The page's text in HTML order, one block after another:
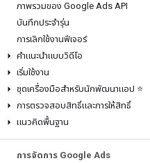
ภาพรวมของ Google Ads API
บันทึกประจำรุ่น
การเลิกใช้งานฟีเจอร์
คำแนะนำแบบวิดีโอ
เริ่มใช้งาน
ชุดเครื่องมือสำหรับนักพัฒนาแอป ⭐
การตรวจสอบสิทธิ์และการให้สิทธิ์
แนวคิดพื้นฐาน
การจัดการ Google Ads